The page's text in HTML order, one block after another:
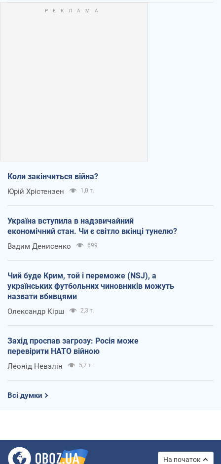
Коли закінчиться війна?
Юрій Хрістензен 1,0 т.
Україна вступила в надзвичайний
економічний стан. Чи є світло вкінці тунелю?
Вадим Денисенко 699
Чий буде Крим, той і переможе (NSJ), а
українських футбольних чиновників можуть
назвати вбивцями
Олександр Кірш 2,3 т.
Захід проспав загрозу: Росія може
перевірити НАТО війною
Леонід Невзлін 5,7 т.
Всі думки
На початок